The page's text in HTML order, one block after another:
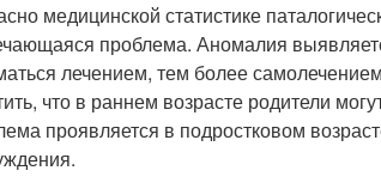
медицинской статистике
проблема. Аномалия
лечением, тем более
что в раннем возрасте родители
проявляется в подростковом